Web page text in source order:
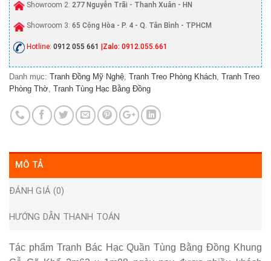
Showroom 2: 277 Nguyễn Trãi - Thanh Xuân - HN
Showroom 3: 65 Cộng Hòa - P. 4 - Q. Tân Bình - TPHCM
Hotline: 0912 055 661 |Zalo: 0912.055.661
Danh mục: Tranh Đồng Mỹ Nghệ Tranh Treo Phòng Khách Tranh Treo
Phòng Thờ Tranh Tùng Hạc Bằng Đồng
MÔ TẢ
ĐÁNH GIÁ (0)
HƯỚNG DẪN THANH TOÁN
Tác phẩm Tranh Bác Hạc Quần Tùng Bằng Đồng Khung